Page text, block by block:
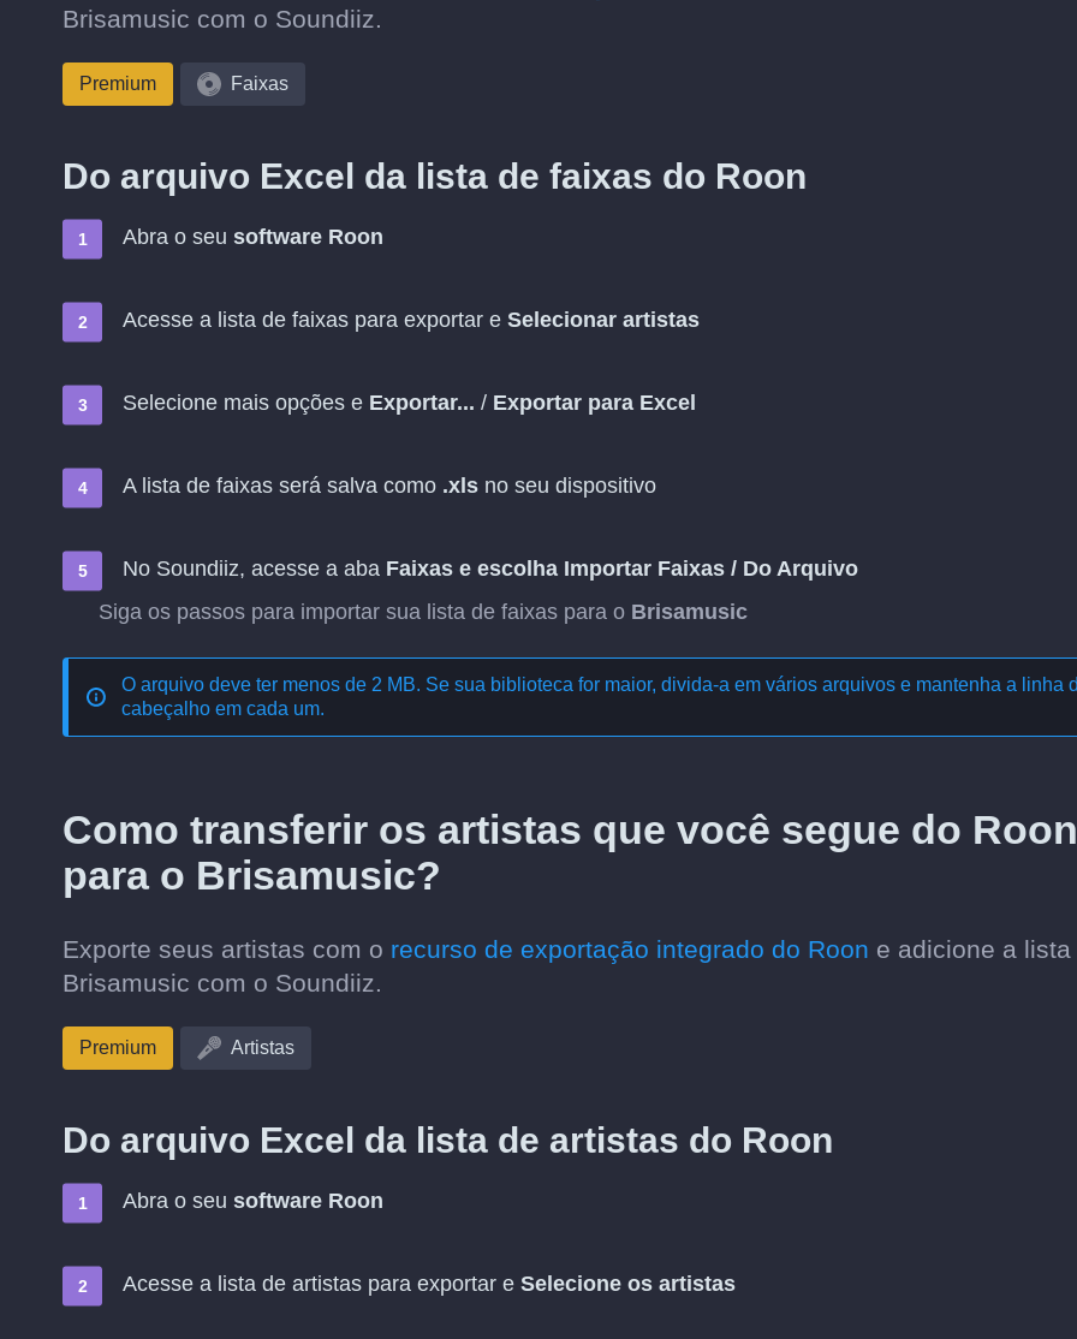
Brisamusic com o Soundiiz.
Premium Faixas
Do arquivo Excel da lista de faixas do Roon
Abra o seu software Roon
Acesse a lista de faixas para exportar e Selecionar artistas
Selecione mais opções e Exportar... / Exportar para Excel
A lista de faixas será salva como .xls no seu dispositivo
No Soundiiz, acesse a aba Faixas e escolha Importar Faixas / Do Arquivo
Siga os passos para importar sua lista de faixas para o Brisamusic
O arquivo deve ter menos de 2 MB. Se sua biblioteca for maior, divida-a em vários arquivos e mantenha a linha
cabeçalho em cada um.
Como transferir os artistas que você segue do Roon
para o Brisamusic?
Exporte seus artistas com o recurso de exportação integrado do Roon e adicione a lista
Brisamusic com o Soundiiz.
Premium Artistas
Do arquivo Excel da lista de artistas do Roon
Abra o seu software Roon
Acesse a lista de artistas para exportar e Selecione os artistas